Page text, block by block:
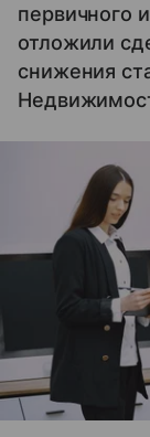
первичного
отложили
снижения